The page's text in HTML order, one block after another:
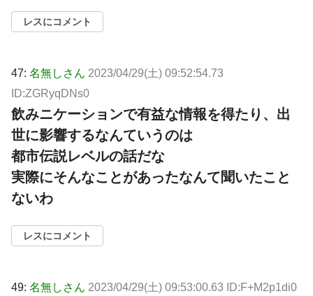
レスにコメント
47: 名無しさん 2023/04/29(土) 09:52:54.73
ID:ZGRyqDNs0
飲みニケーションで有益な情報を得たり、出
世に影響するなんていうのは
都市伝説レベルの話だな
実際にそんなことがあったなんて聞いたこと
ないわ
レスにコメント
49: 名無しさん 2023/04/29(土) 09:53:00.63 ID:F+M2p1di0